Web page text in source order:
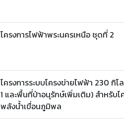
โครงการไฟฟ้าพระนครเหนือ ชุดที่ 2
โครงการระบบโครงข่ายไฟฟ้า 230
1 และพื้นที่ป่าอนุรักษ์เพิ่มเติม) สำหรับ
พลังน้ำเขื่อนภูมิพล